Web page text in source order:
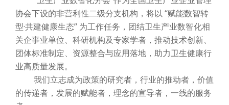
协会下设的非营利性二级分支机构，将以 “赋能数智转
型·共建健康生态” 为工作任务，团结卫生产业数智化相
关企事业单位、科研机构及专家学者，推动技术创新、
团体标准制定、资源整合与应用落地，助力卫生健康行
业高质量发展。
我们立志成为政策的研究者，行业的推动者，价值
的传递者，发展的赋能者，理念的宣导者，一线的服务